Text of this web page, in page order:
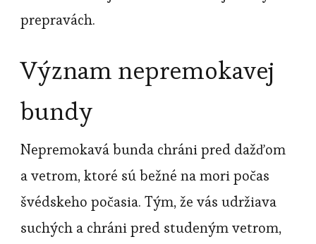
prepravách.
Význam nepremokavej
bundy
Nepremokavá bunda chráni pred dažďom
a vetrom, ktoré sú bežné na mori počas
švédskeho počasia. Tým, že vás udržiava
suchých a chráni pred studeným vetrom,